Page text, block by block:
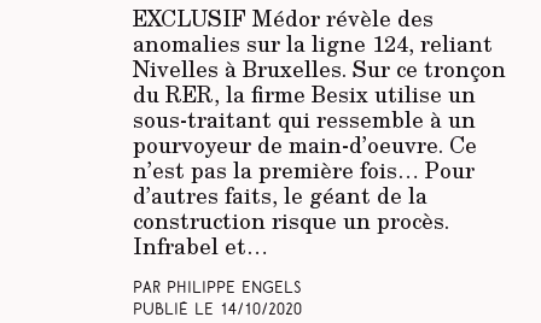
EXCLUSIF Médor révèle des
anomalies sur la ligne 124, reliant
Nivelles à Bruxelles. Sur ce tronçon
du RER, la firme Besix utilise un
sous-traitant qui ressemble à un
pourvoyeur de main-d’oeuvre. Ce
n’est pas la première fois… Pour
d’autres faits, le géant de la
construction risque un procès.
Infrabel et…
Par Philippe Engels
Publié le 14/10/2020